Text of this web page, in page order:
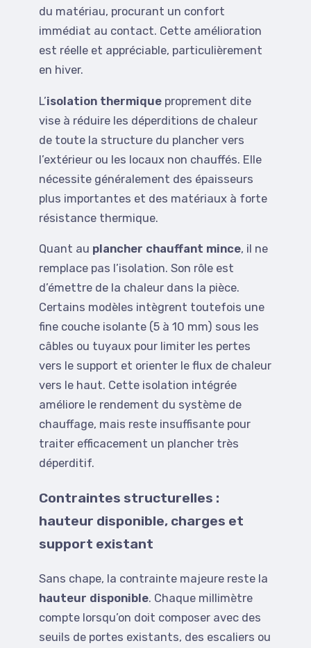
du matériau, procurant un confort
immédiat au contact. Cette amélioration
est réelle et appréciable, particulièrement
en hiver.
L’isolation thermique proprement dite
vise à réduire les déperditions de chaleur
de toute la structure du plancher vers
l’extérieur ou les locaux non chauffés. Elle
nécessite généralement des épaisseurs
plus importantes et des matériaux à forte
résistance thermique.
Quant au plancher chauffant mince, il ne
remplace pas l’isolation. Son rôle est
d’émettre de la chaleur dans la pièce.
Certains modèles intègrent toutefois une
fine couche isolante (5 à 10 mm) sous les
câbles ou tuyaux pour limiter les pertes
vers le support et orienter le flux de chaleur
vers le haut. Cette isolation intégrée
améliore le rendement du système de
chauffage, mais reste insuffisante pour
traiter efficacement un plancher très
déperditif.
Contraintes structurelles :
hauteur disponible, charges et
support existant
Sans chape, la contrainte majeure reste la
hauteur disponible. Chaque millimètre
compte lorsqu’on doit composer avec des
seuils de portes existants, des escaliers ou